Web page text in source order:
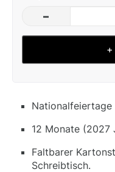
–
+
Nationalfeiertage
12 Monate (2027
Faltbarer
Schreibtisch.